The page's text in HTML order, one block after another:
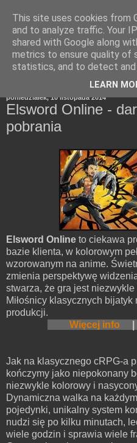
poniedziałek, 10 listopada 2014
Elsword Online -
pobrania
Elsword Online to ciekawa
bazie klienta, w kolorowym
wzorowanym na anime.
zmienia perspektywę
stwarza, że gra jest
Miłośnicy klasycznych
produkcji.
Więcej info
Jak na klasycznego cRPG-a
kończymy jako niepokonany
niezwykle kolorowy i
Dynamiczna walka na
pojedynki, unikalny system
nudzi się po kilku minutach,
wiele godzin i sprawia wiele
This site uses cookies from
and to analyze traffic. Your
shared with Google along
metrics to ensure quality of
statistics, and to detect and
LEARN